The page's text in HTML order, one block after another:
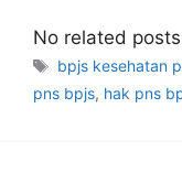
No related
Tag
bpjs kesehatan
pns bpjs, hak pns